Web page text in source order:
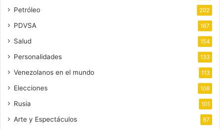
Petróleo 202
PDVSA 167
Salud 154
Personalidades 133
Venezolanos en el mundo 113
Elecciones 108
Rusia 101
Arte y Espectáculos 87